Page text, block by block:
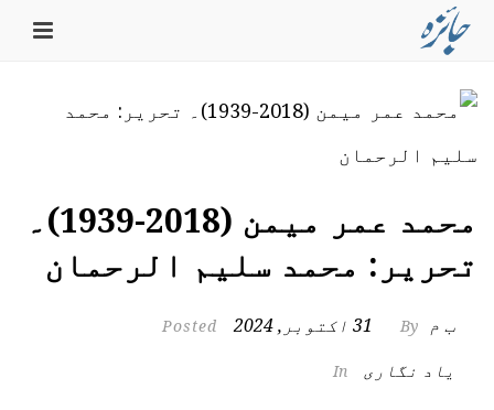
محمد عمر میمن (2018-1939)۔
تحریر: محمد سلیم الرحمان
By ب م 31 اکتوبر, 2024
یاد نگاری